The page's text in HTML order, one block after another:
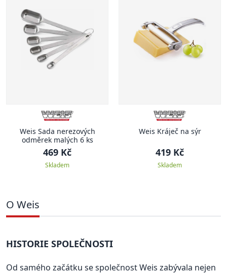
Weis Sada nerezových
odměrek malých 6 ks
469 Kč
Skladem
Weis Kráječ na sýr
419 Kč
Skladem
O Weis
HISTORIE SPOLEČNOSTI
Od samého začátku se společnost Weis zabývala nejen